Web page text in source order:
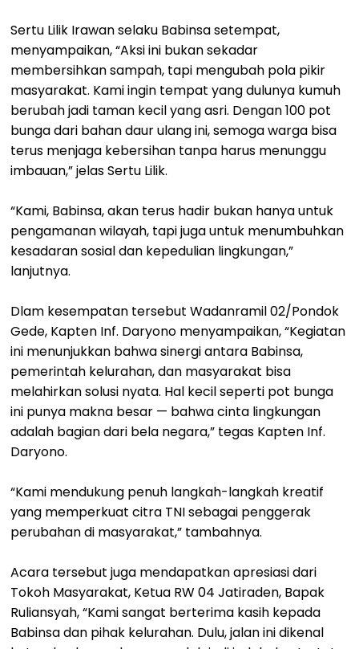
Sertu Lilik Irawan selaku Babinsa setempat,
menyampaikan, “Aksi ini bukan sekadar
membersihkan sampah, tapi mengubah pola pikir
masyarakat. Kami ingin tempat yang dulunya kumuh
berubah jadi taman kecil yang asri. Dengan 100 pot
bunga dari bahan daur ulang ini, semoga warga bisa
terus menjaga kebersihan tanpa harus menunggu
imbauan,” jelas Sertu Lilik.
“Kami, Babinsa, akan terus hadir bukan hanya untuk
pengamanan wilayah, tapi juga untuk menumbuhkan
kesadaran sosial dan kepedulian lingkungan,”
lanjutnya.
Dlam kesempatan tersebut Wadanramil 02/Pondok
Gede, Kapten Inf. Daryono menyampaikan, “Kegiatan
ini menunjukkan bahwa sinergi antara Babinsa,
pemerintah kelurahan, dan masyarakat bisa
melahirkan solusi nyata. Hal kecil seperti pot bunga
ini punya makna besar — bahwa cinta lingkungan
adalah bagian dari bela negara,” tegas Kapten Inf.
Daryono.
“Kami mendukung penuh langkah-langkah kreatif
yang memperkuat citra TNI sebagai penggerak
perubahan di masyarakat,” tambahnya.
Acara tersebut juga mendapatkan apresiasi dari
Tokoh Masyarakat, Ketua RW 04 Jatiraden, Bapak
Ruliansyah, “Kami sangat berterima kasih kepada
Babinsa dan pihak kelurahan. Dulu, jalan ini dikenal